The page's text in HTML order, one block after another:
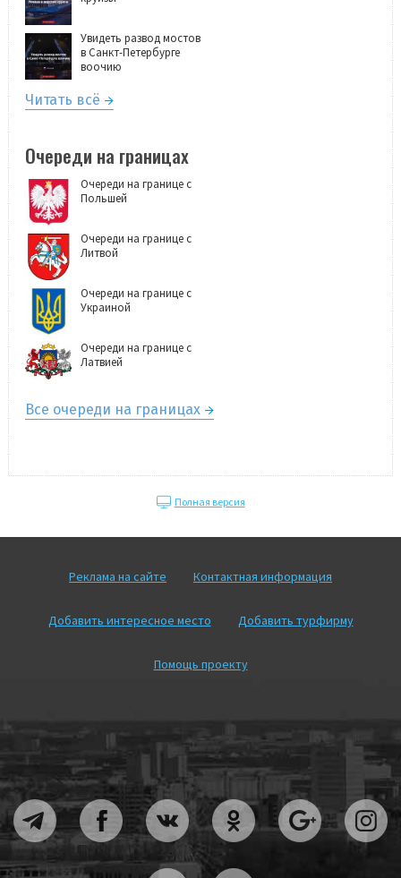
Увидеть развод мостов
в Санкт-Петербурге
воочию
Читать всё
Очереди на границах
Очереди на границе с
Польшей
Очереди на границе с
Литвой
Очереди на границе с
Украиной
Очереди на границе с
Латвией
Все очереди на границах
Полная версия
Реклама на сайте Контактная информация
Добавить интересное место Добавить турфирму
Помощь проекту